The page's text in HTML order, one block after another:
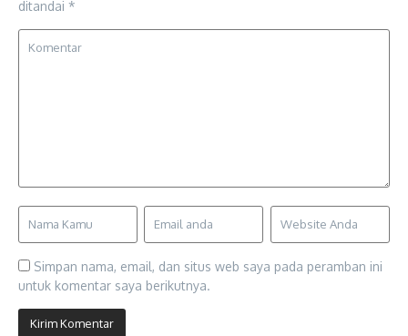
ditandai *
Simpan nama, email, dan situs web saya pada peramban ini
untuk komentar saya berikutnya.